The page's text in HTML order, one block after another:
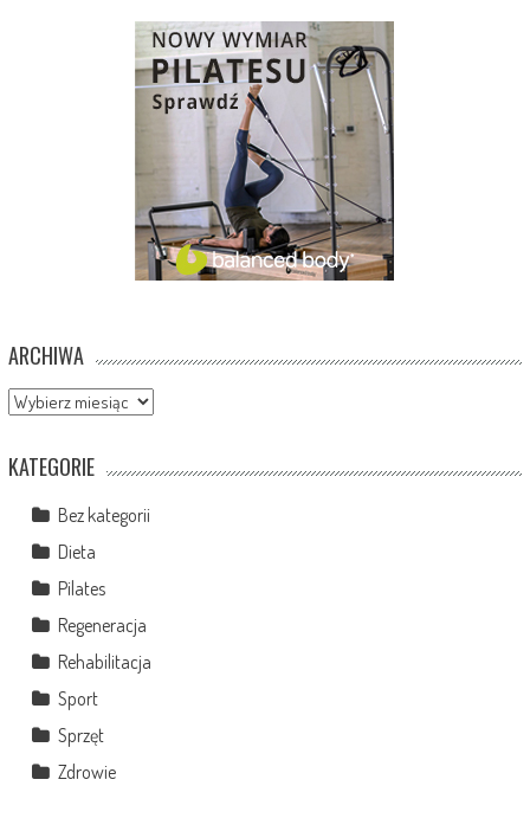
ARCHIWA
Archiwa
KATEGORIE
Bez kategorii
Dieta
Pilates
Regeneracja
Rehabilitacja
Sport
Sprzęt
Zdrowie